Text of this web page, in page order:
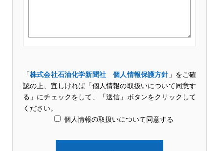
「株式会社石油化学新聞社 個人情報保護方針」をご確
認の上、宜しければ「個人情報の取扱いについて同意す
る」にチェックをして、「送信」ボタンをクリックして
ください。
個人情報の取扱いについて同意する